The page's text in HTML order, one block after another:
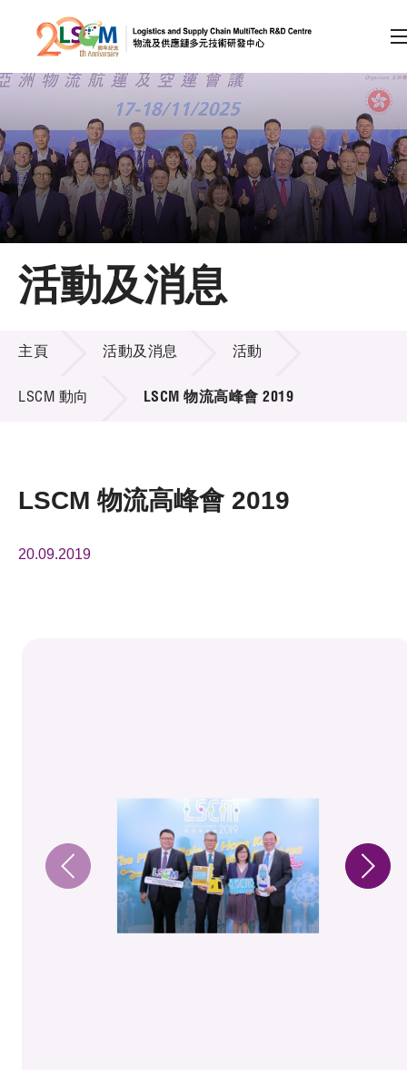
跳到內容（按回車鍵）
會員登入
A A EN 繁 简
主頁
關於LSCM
技術商品化
項目及資助計劃
活動及消息
活動及消息
活動及消息
主頁 活動及消息 活動
LSCM 動向 LSCM 物流高峰會 2019
LSCM 物流高峰會 2019
20.09.2019